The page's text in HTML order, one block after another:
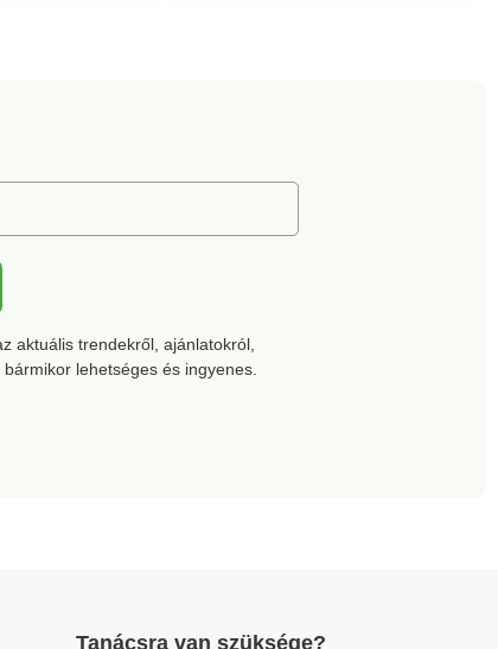
aktuális trendekről, ajánlatokról,
lehetséges és ingyenes.
Tanácsra van szüksége?